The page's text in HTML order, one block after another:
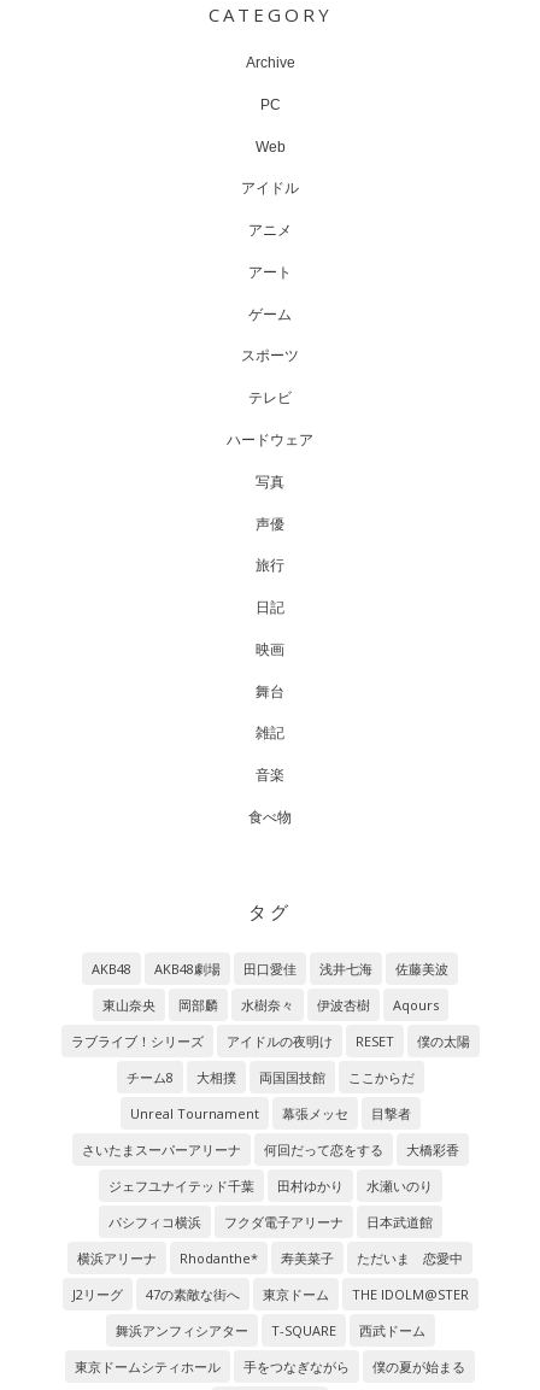
CATEGORY
Archive
PC
Web
アイドル
アニメ
アート
ゲーム
スポーツ
テレビ
ハードウェア
写真
声優
旅行
日記
映画
舞台
雑記
音楽
食べ物
タグ
AKB48 AKB48劇場 田口愛佳 浅井七海
佐藤美波
東山奈央
岡部麟 水樹奈々 伊波杏樹
Aqours
ラブライブ！シリーズ
アイドルの夜明け RESET
僕の太陽
チーム8
大相撲 両国国技館
ここからだ
Unreal Tournament
幕張メッセ
目撃者
さいたまスーパーアリーナ
何回だって恋をする
大橋彩香
ジェフユナイテッド千葉
田村ゆかり
水瀬いのり
パシフィコ横浜
フクダ電子アリーナ
日本武道館
横浜アリーナ
Rhodanthe* 寿美菜子
ただいま 恋愛中
J2リーグ
47の素敵な街へ 東京ドーム
THE IDOLM@STER
舞浜アンフィシアター
T-SQUARE
西武ドーム
東京ドームシティホール
手をつなぎながら 僕の夏が始まる